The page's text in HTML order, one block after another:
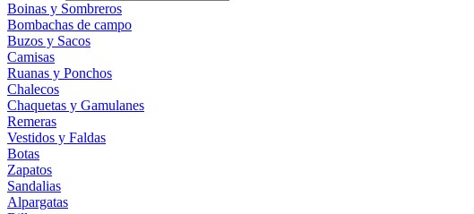
Boinas y Sombreros
Bombachas de campo
Buzos y Sacos
Camisas
Ruanas y Ponchos
Chalecos
Chaquetas y Gamulanes
Remeras
Vestidos y Faldas
Botas
Zapatos
Sandalias
Alpargatas